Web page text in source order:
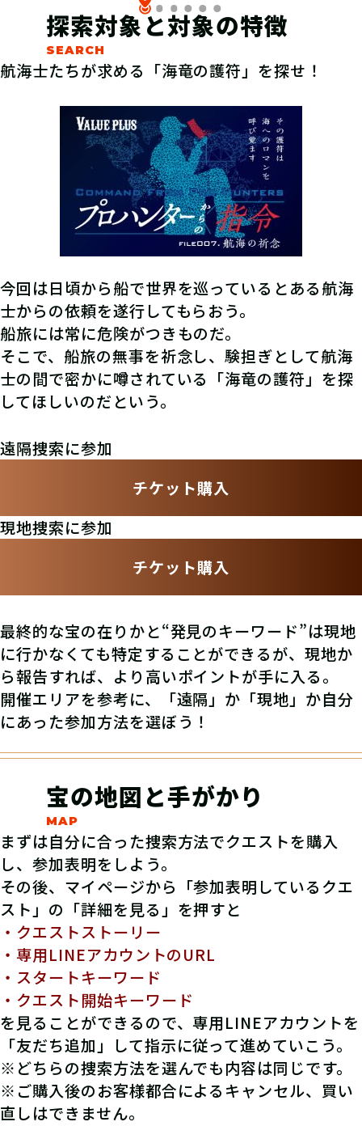
探索対象と対象の特徴
航海士たちが求める「海竜の護符」を探せ！
今回は日頃から船で世界を巡っているとある航海
士からの依頼を遂行してもらおう。
船旅には常に危険がつきものだ。
そこで、船旅の無事を祈念し、験担ぎとして航海
士の間で密かに噂されている「海竜の護符」を探
してほしいのだという。
遠隔捜索に参加
チケット購入
現地捜索に参加
チケット購入
最終的な宝の在りかと“発見のキーワード”は現地
に行かなくても特定することができるが、現地か
ら報告すれば、より高いポイントが手に入る。
開催エリアを参考に、「遠隔」か「現地」か自分
にあった参加方法を選ぼう！
宝の地図と手がかり
まずは自分に合った捜索方法でクエストを購入
し、参加表明をしよう。
その後、マイページから「参加表明しているクエ
スト」の「詳細を見る」を押すと
・クエストストーリー
・専用LINEアカウントのURL
・スタートキーワード
・クエスト開始キーワード
を見ることができるので、専用LINEアカウントを
「友だち追加」して指示に従って進めていこう。
※どちらの捜索方法を選んでも内容は同じです。
※ご購入後のお客様都合によるキャンセル、買い
直しはできません。